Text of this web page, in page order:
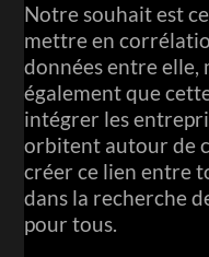
Notre souhait est
mettre en
données entre elle,
également que
intégrer les
orbitent autour de
créer ce lien entre
dans la recherche
pour tous.